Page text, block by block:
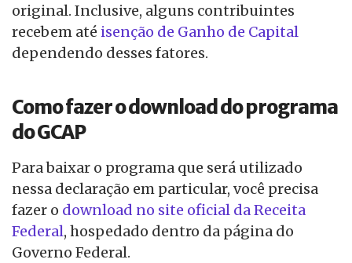
original. Inclusive, alguns contribuintes
recebem até isenção de Ganho de Capital
dependendo desses fatores.
Como fazer o download do programa
do GCAP
Para baixar o programa que será utilizado
nessa declaração em particular, você precisa
fazer o download no site oficial da Receita
Federal, hospedado dentro da página do
Governo Federal.